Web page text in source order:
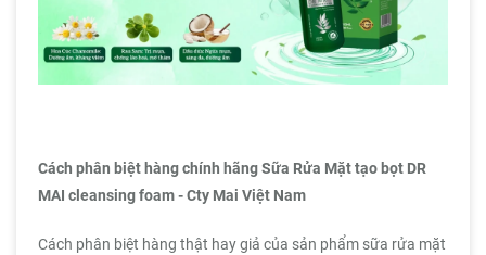
Cách phân biệt hàng chính hãng Sữa Rửa Mặt tạo bọt DR
MAI cleansing foam - Cty Mai Việt Nam
Cách phân biệt hàng thật hay giả của sản phẩm sữa rửa mặt